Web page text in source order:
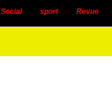
Social sport Revue